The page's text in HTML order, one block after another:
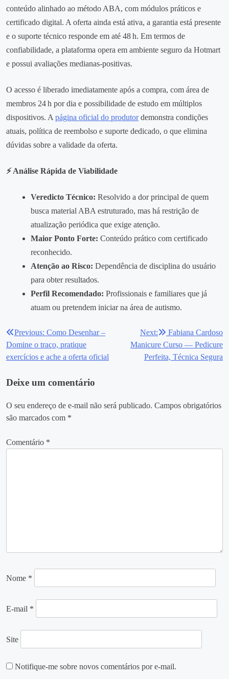
conteúdo alinhado ao método ABA, com módulos práticos e
certificado digital. A oferta ainda está ativa, a garantia está presente
e o suporte técnico responde em até 48 h. Em termos de
confiabilidade, a plataforma opera em ambiente seguro da Hotmart
e possui avaliações medianas‑positivas.
O acesso é liberado imediatamente após a compra, com área de
membros 24 h por dia e possibilidade de estudo em múltiplos
dispositivos. A página oficial do produtordemonstra condições
atuais, política de reembolso e suporte dedicado, o que elimina
dúvidas sobre a validade da oferta.
⚡ Análise Rápida de Viabilidade
Veredicto Técnico: Resolvido a dor principal de quem
busca material ABA estruturado, mas há restrição de
atualização periódica que exige atenção.
Maior Ponto Forte: Conteúdo prático com certificado
reconhecido.
Atenção ao Risco: Dependência de disciplina do usuário
para obter resultados.
Perfil Recomendado: Profissionais e familiares que já
atuam ou pretendem iniciar na área de autismo.
Navegação
de
Previous: Como Desenhar –
Domine o traço, pratique
exercícios e ache a oferta oficial
Next:
Fabiana Cardoso
Manicure Curso — Pedicure
Perfeita, Técnica Segura
Deixe um comentário
O seu endereço de e-mail não será publicado. Campos obrigatórios
são marcados com *
Comentário *
Nome *
E-mail *
Site
Notifique-me sobre novos comentários por e-mail.